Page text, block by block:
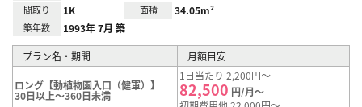
間取り 1K 面積 34.05m²
築年数 1993年 7月 築
プラン名・期間 月額目安
ロング【動植物園入口（健軍）】
30日以上～360日未満
1日当たり 2,200円～
82,500 円/月～